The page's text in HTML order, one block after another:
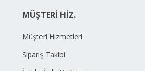
MÜŞTERİ HİZ.
Müşteri Hizmetleri
Sipariş Takibi